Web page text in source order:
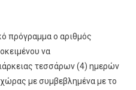
πρόγραμμα ο αριθμός
να
τεσσάρων (4) ημερών
με συμβεβλημένα με το